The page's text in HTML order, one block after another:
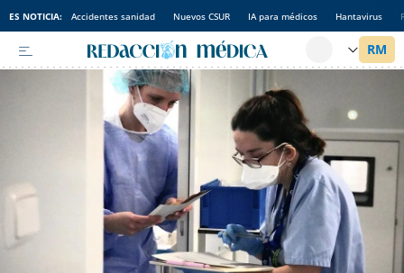
ES NOTICIA: Accidentes sanidad Nuevos CSUR IA para médicos Hantavirus